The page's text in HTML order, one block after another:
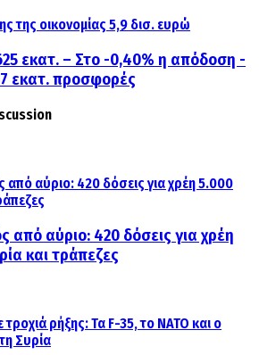
εκατ. – Στο -0,40% η απόδοση -
εκατ. προ­­­σφο­ρές
από αύριο: 420 δόσεις για χρέη
και τράπεζες